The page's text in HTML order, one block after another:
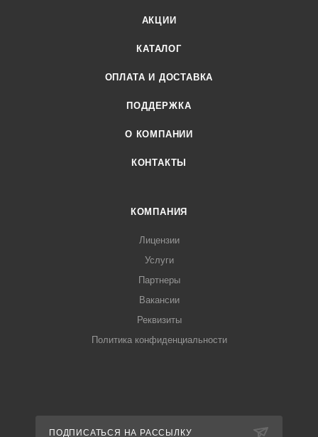
АКЦИИ
КАТАЛОГ
ОПЛАТА И ДОСТАВКА
ПОДДЕРЖКА
О КОМПАНИИ
КОНТАКТЫ
КОМПАНИЯ
Лицензии
Услуги
Партнеры
Вакансии
Реквизиты
Политика конфиденциальности
ПОДПИСАТЬСЯ НА РАССЫЛКУ